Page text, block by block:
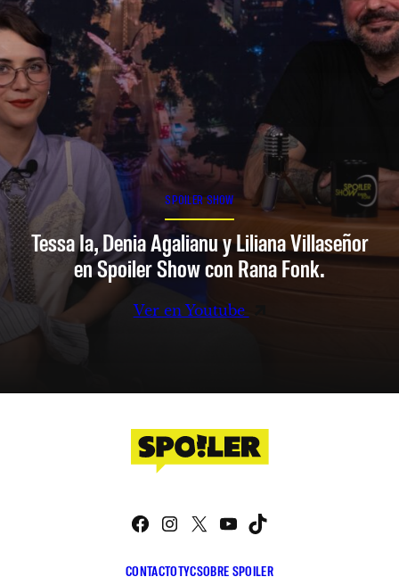
SPOILER SHOW
Tessa Ia, Denia Agalianu y Liliana Villaseñor
en Spoiler Show con Rana Fonk.
Ver en Youtube
CONTACTOTYCSOBRE SPOILER
Facebook
Instagram
X YouTube